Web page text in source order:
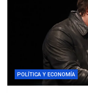
POLÍTICA Y ECONOMÍA